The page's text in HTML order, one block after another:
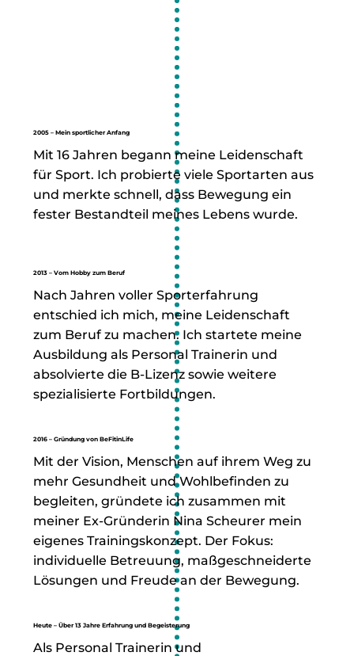
2005 – Mein sportlicher Anfang
Mit 16 Jahren begann meine Leidenschaft
für Sport. Ich probierte viele Sportarten aus
und merkte schnell, dass Bewegung ein
fester Bestandteil meines Lebens wurde.
2013 – Vom Hobby zum Beruf
Nach Jahren voller Sporterfahrung
entschied ich mich, meine Leidenschaft
zum Beruf zu machen. Ich startete meine
Ausbildung als Personal Trainerin und
absolvierte die B-Lizenz sowie weitere
spezialisierte Fortbildungen.
2016 – Gründung von BeFitinLife
Mit der Vision, Menschen auf ihrem Weg zu
mehr Gesundheit und Wohlbefinden zu
begleiten, gründete ich zusammen mit
meiner Ex-Gründerin Nina Scheurer mein
eigenes Trainingskonzept. Der Fokus:
individuelle Betreuung, maßgeschneiderte
Lösungen und Freude an der Bewegung.
Heute – Über 13 Jahre Erfahrung und Begeisterung
Als Personal Trainerin und